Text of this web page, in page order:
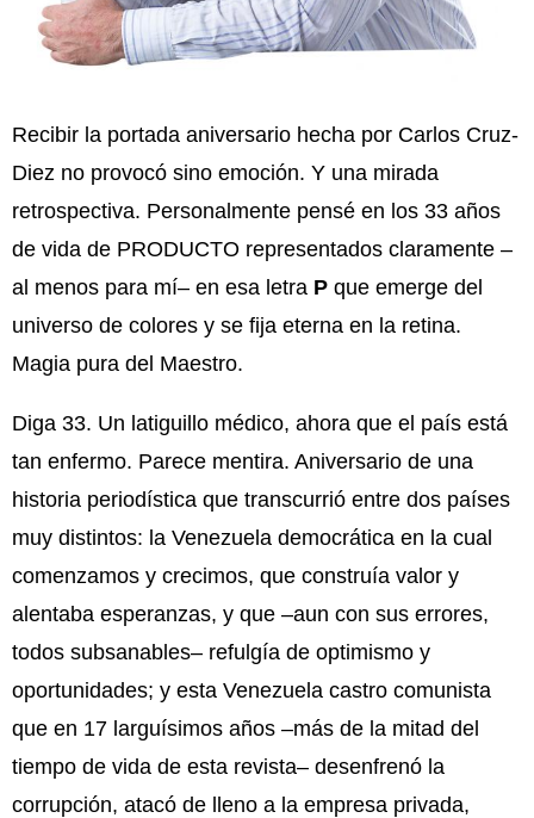
Recibir la portada aniversario hecha por Carlos Cruz-
Diez no provocó sino emoción. Y una mirada
retrospectiva. Personalmente pensé en los 33 años
de vida de PRODUCTO representados claramente –
al menos para mí– en esa letra P que emerge del
universo de colores y se fija eterna en la retina.
Magia pura del Maestro.
Diga 33. Un latiguillo médico, ahora que el país está
tan enfermo. Parece mentira. Aniversario de una
historia periodística que transcurrió entre dos países
muy distintos: la Venezuela democrática en la cual
comenzamos y crecimos, que construía valor y
alentaba esperanzas, y que –aun con sus errores,
todos subsanables– refulgía de optimismo y
oportunidades; y esta Venezuela castro comunista
que en 17 larguísimos años –más de la mitad del
tiempo de vida de esta revista– desenfrenó la
corrupción, atacó de lleno a la empresa privada,